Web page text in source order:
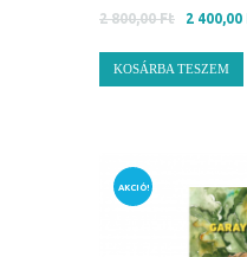
2 800,00Ft 2 400,00
KOSÁRBA TESZEM
AKCIÓ!